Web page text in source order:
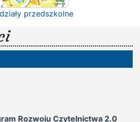
przedszkolne
Rozwoju Czytelnictwa 2.0